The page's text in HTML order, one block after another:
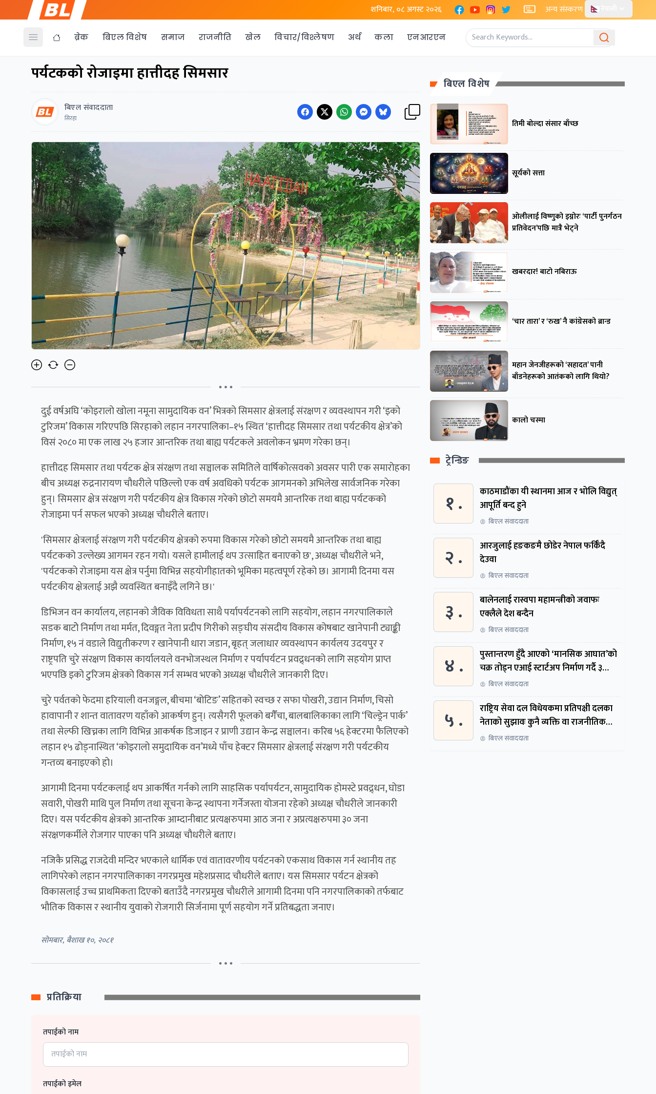
शनिबार, ०८ अगस्ट २०२६ FacebookYouTubeInstagram
X अन्य संस्करण
Open menu ब्रेक बिएल विशेष समाज राजनीति खेल विचार/विश्लेषण अर्थ कला एनआरएन
पर्यटकको रोजाइमा हात्तीदह सिमसार
बिएल संवाददाता
सिरहा
• • •
दुई वर्षअघि ‘कोइरालो खोला नमूना सामुदायिक वन’ भित्रको सिमसार क्षेत्रलाई संरक्षण र व्यवस्थापन गरी ‘इको
टुरिजम’ विकास गरिएपछि सिरहाको लहान नगरपालिका–१५ स्थित ‘हात्तीदह सिमसार तथा पर्यटकीय क्षेत्र’को
विसं २०८० मा एक लाख २५ हजार आन्तरिक तथा बाह्य पर्यटकले अवलोकन भ्रमण गरेका छन्।
हात्तीदह सिमसार तथा पर्यटक क्षेत्र संरक्षण तथा सञ्चालक समितिले वार्षिकोत्सवको अवसर पारी एक समारोहका
बीच अध्यक्ष रुद्रनारायण चौधरीले पछिल्लो एक वर्ष अवधिको पर्यटक आगमनको अभिलेख सार्वजनिक गरेका
हुन्। सिमसार क्षेत्र संरक्षण गरी पर्यटकीय क्षेत्र विकास गरेको छोटो समयमै आन्तरिक तथा बाह्य पर्यटकको
रोजाइमा पर्न सफल भएको अध्यक्ष चौधरीले बताए।
'सिमसार क्षेत्रलाई संरक्षण गरी पर्यटकीय क्षेत्रको रुपमा विकास गरेको छोटो समयमै आन्तरिक तथा बाह्य
पर्यटकको उल्लेख्य आगमन रहन गयो। यसले हामीलाई थप उत्साहित बनाएको छ', अध्यक्ष चौधरीले भने,
'पर्यटकको रोजाइमा यस क्षेत्र पर्नुमा विभिन्न सहयोगीहातको भूमिका महत्वपूर्ण रहेको छ। आगामी दिनमा यस
पर्यटकीय क्षेत्रलाई अझै व्यवस्थित बनाइँदै लगिने छ।'
डिभिजन वन कार्यालय, लहानको जैविक विविधता साथै पर्यापर्यटनको लागि सहयोग, लहान नगरपालिकाले
सडक बाटोे निर्माण तथा मर्मत, दिवङ्गत नेता प्रदीप गिरीको सङ्घीय संसदीय विकास कोषबाट खानेपानी ट्याङ्की
निर्माण, १५ नं वडाले विद्युतीकरण र खानेपानी धारा जडान, बृहत् जलाधार व्यवस्थापन कार्यलय उदयपुर र
राष्ट्रपति चुरे संरक्षण विकास कार्यालयले वनभोजस्थल निर्माण र पर्यापर्यटन प्रवद्र्धनको लागि सहयोग प्राप्त
भएपछि इको टुरिजम क्षेत्रको विकास गर्न सम्भव भएको अध्यक्ष चौधरीले जानकारी दिए।
चुरे पर्वतको फेदमा हरियाली वनजङ्गल, बीचमा ‘बोटिङ’ सहितको स्वच्छ र सफा पोखरी, उद्यान निर्माण, चिसो
हावापानी र शान्त वातावरण यहाँको आकर्षण हुन्। त्यसैगरी फूलको बगैँचा, बालबालिकाका लागि ‘चिल्ड्रेन पार्क’
तथा सेल्फी खिच्नका लागि विभिन्न आकर्षक डिजाइन र प्राणी उद्यान केन्द्र सञ्चालन। करिब ५६ हेक्टरमा फैलिएको
लहान १५ ढोड्नास्थित ‘कोइरालो समुदायिक वन’मध्ये पाँच हेक्टर सिमसार क्षेत्रलाई संरक्षण गरी पर्यटकीय
गन्तव्य बनाइएको हो।
आगामी दिनमा पर्यटकलाई थप आकर्षित गर्नको लागि साहसिक पर्यापर्यटन, सामुदायिक होमस्टे प्रवद्र्धन, घोडा
सवारी, पोखरी माथि पुल निर्माण तथा सूचना केन्द्र स्थापना गर्नेजस्ता योजना रहेको अध्यक्ष चौधरीले जानकारी
दिए। यस पर्यटकीय क्षेत्रको आन्तरिक आम्दानीबाट प्रत्यक्षरुपमा आठ जना र अप्रत्यक्षरुपमा ३० जना
संरक्षणकर्मीले रोजगार पाएका पनि अध्यक्ष चौधरीले बताए।
नजिकै प्रसिद्ध राजदेवी मन्दिर भएकाले धार्मिक एवं वातावरणीय पर्यटनको एकसाथ विकास गर्न स्थानीय तह
लागिपरेको लहान नगरपालिकाका नगरप्रमुख महेशप्रसाद चौधरीले बताए। यस सिमसार पर्यटन क्षेत्रको
विकासलाई उच्च प्राथमिकता दिएको बताउँदै नगरप्रमुख चौधरीले आगामी दिनमा पनि नगरपालिकाको तर्फबाट
भौतिक विकास र स्थानीय युवाको रोजगारी सिर्जनामा पूर्ण सहयोग गर्ने प्रतिबद्धता जनाए।
सोमबार, बैशाख १०, २०८१
• • •
प्रतिक्रिया
तपाईको नाम
तपाईको इमेल
बिएल विशेष
तिमी बोल्दा संसार बाँच्छ
सूर्यको सत्ता
ओलीलाई विष्णुको इग्नोरः ‘पार्टी पुनर्गठन
प्रतिवेदन’पछि मात्रै भेट्ने
खबरदार! बाटो नबिराऊ
‘चार तारा’ र ‘रुख’ नै कांग्रेसको ब्रान्ड
महान जेनजीहरूको ‘सहादत’ पानी
बाँडनेहरूको आतंकको लागि थियो?
कालो चस्मा
ट्रेन्डिङ
१ .
काठमाडौंका यी स्थानमा आज र भोलि विद्युत्
आपूर्ति बन्द हुने
बिएल संवाददाता
२ .
आरजुलाई हङकङमै छोडेर नेपाल फर्किँदै
देउवा
बिएल संवाददाता
३ .
बालेनलाई रास्वपा महामन्त्रीको जवाफः
एक्लैले देश बन्दैन
बिएल संवाददाता
४ .
पुस्तान्तरण हुँदै आएको ‘मानसिक आघात’को
चक्र तोड्न एआई स्टार्टअप निर्माण गर्दै ३
नेपाली
बिएल संवाददाता
५ .
राष्ट्रिय सेवा दल विधेयकमा प्रतिपक्षी दलका
नेताको सुझावः कुनै व्यक्ति वा राजनीतिक
नेतृत्वबाट निर्देशित हुने संस्था नबनोस्
बिएल संवाददाता